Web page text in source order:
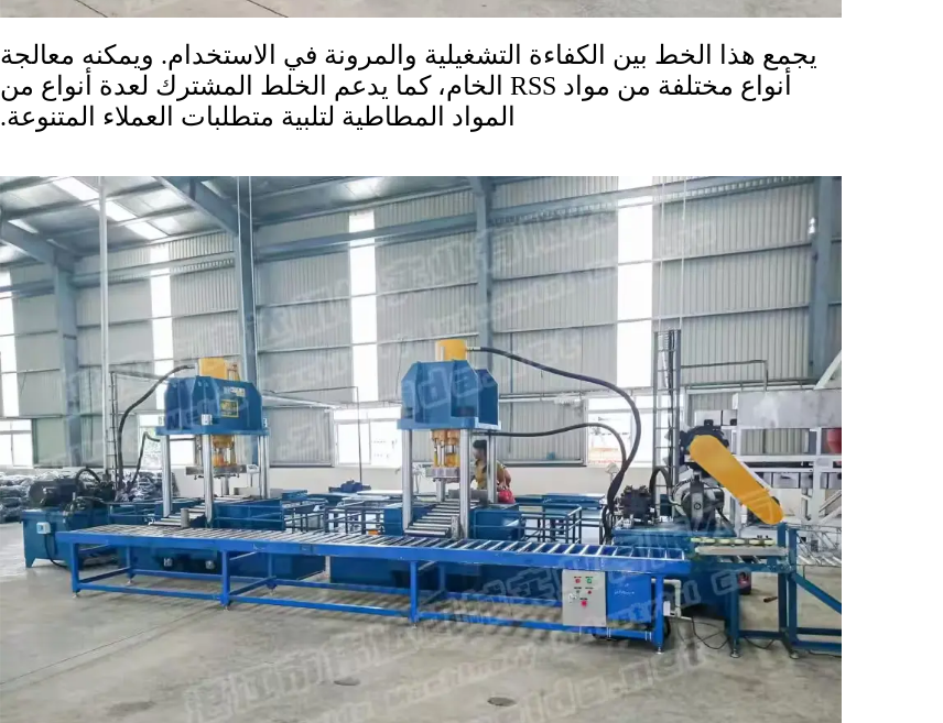
يجمع هذا الخط بين الكفاءة التشغيلية والمرونة في الاستخدام. ويمكنه معالجة
أنواع مختلفة من مواد RSS الخام، كما يدعم الخلط المشترك لعدة أنواع من
المواد المطاطية لتلبية متطلبات العملاء المتنوعة.